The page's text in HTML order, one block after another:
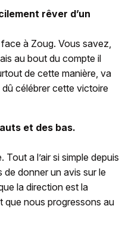
rêver d’un
à Zoug. Vous savez,
au bout du compte il
de cette manière, va
célébrer cette victoire
et des bas.
Tout a l’air si simple depuis
de donner un avis sur le
la direction est la
que nous progressons au